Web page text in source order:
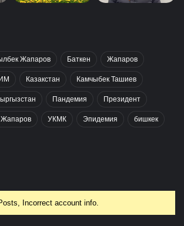
Жапаров Баткен Жапаров
Казакстан Камчыбек Ташиев
Пандемия Президент
УКМК Эпидемия бишкек
Incorrect account info.